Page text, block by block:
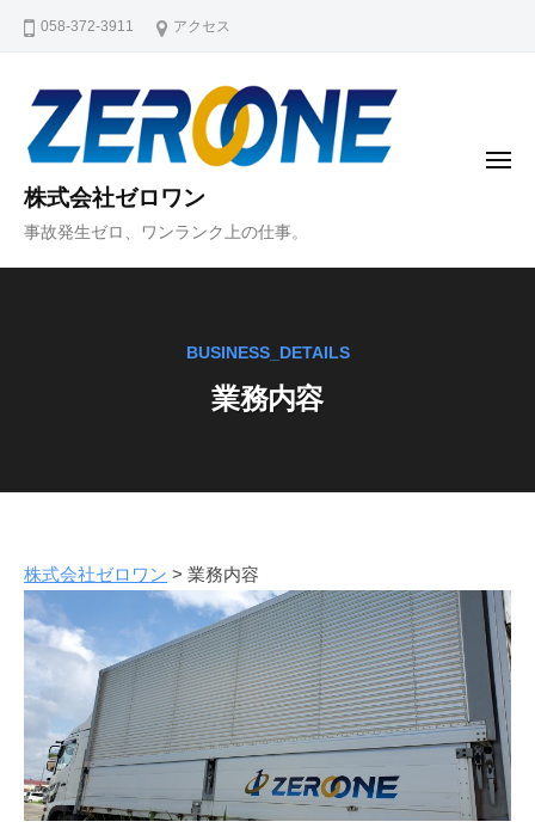
ッ
058-372-3911 アクセス
株式会社ゼロワン
事故発生ゼロ、ワンランク上の仕事。
メ
BUSINESS_DETAILS
業務内容
株式会社ゼロワン > 業務内容
業
務
内
容
2024
年
by
K.Umeda